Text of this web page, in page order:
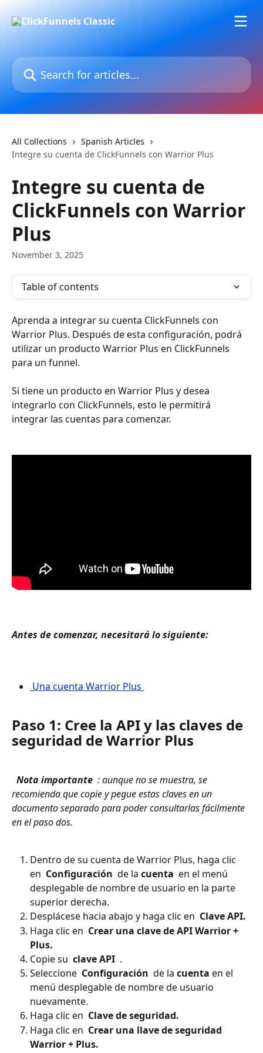
Search for articles...
All Collections
Spanish Articles
Integre su cuenta de ClickFunnels con Warrior Plus
Integre su cuenta de
ClickFunnels con Warrior
Plus
November 3, 2025
Table of contents
Aprenda a integrar su cuenta ClickFunnels con
Warrior Plus. Después de esta configuración, podrá
utilizar un producto Warrior Plus en ClickFunnels
para un funnel.
Si tiene un producto en Warrior Plus y desea
integrarlo con ClickFunnels, esto le permitirá
integrar las cuentas para comenzar.
Antes de comenzar, necesitará lo siguiente:
Una cuenta Warrior Plus
Paso 1: Cree la API y las claves de
seguridad de Warrior Plus
Nota importante : aunque no se muestra, se
recomienda que copie y pegue estas claves en un
documento separado para poder consultarlas fácilmente
en el paso dos.
Dentro de su cuenta de Warrior Plus, haga clic
en Configuración de la cuenta en el menú
desplegable de nombre de usuario en la parte
superior derecha.
Desplácese hacia abajo y haga clic en Clave API.
Haga clic en Crear una clave de API Warrior +
Plus.
Copie su clave API .
Seleccione Configuración de la cuenta en el
menú desplegable de nombre de usuario
nuevamente.
Haga clic en Clave de seguridad.
Haga clic en Crear una llave de seguridad
Warrior + Plus.